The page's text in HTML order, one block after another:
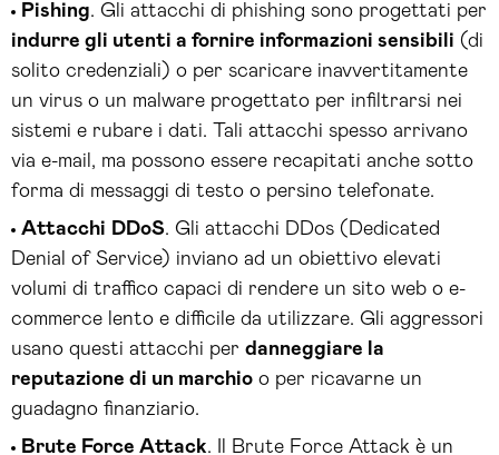
Pishing. Gli attacchi di phishing sono progettati per
indurre gli utenti a fornire informazioni sensibili (di
solito credenziali) o per scaricare inavvertitamente
un virus o un malware progettato per infiltrarsi nei
sistemi e rubare i dati. Tali attacchi spesso arrivano
via e-mail, ma possono essere recapitati anche sotto
forma di messaggi di testo o persino telefonate.
Attacchi DDoS. Gli attacchi DDos (Dedicated
Denial of Service) inviano ad un obiettivo elevati
volumi di traffico capaci di rendere un sito web o e-
commerce lento e difficile da utilizzare. Gli aggressori
usano questi attacchi per danneggiare la
reputazione di un marchio o per ricavarne un
guadagno finanziario.
Brute Force Attack. Il Brute Force Attack è un